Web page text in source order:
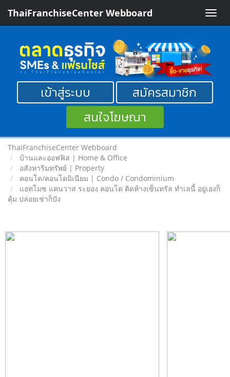
Toggle
ThaiFranchiseCenter Webboard
เข้าสู่ระบบ
สมัครสมาชิก
สนใจโฆษณา
ThaiFranchiseCenter Webboard
บ้านและออฟฟิส | Home & Office
อสังหาริมทรัพย์ | Property
คอนโด/คอนโดมิเนียม | Condo / Condominium
แอทโมซ แคนวาส ระยอง คอนโด ติดห้างเซ็นทรัล ทำเลนี้ อยู่เองก็
คุ้ม ปล่อยเช่าก็ปัง